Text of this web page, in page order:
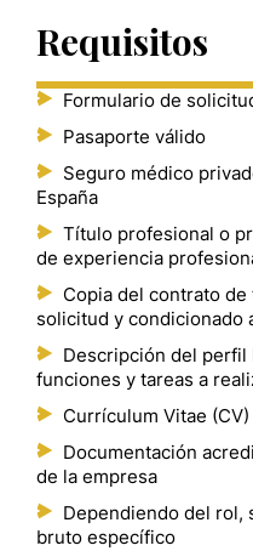
Requisitos
Formulario de
Pasaporte válido
Seguro médico
España
Título profesional o
de experiencia
Copia del contrato
solicitud y condicionado
Descripción del perfil
funciones y tareas a
Currículum Vitae (CV)
Documentación
de la empresa
Dependiendo del rol,
bruto específico